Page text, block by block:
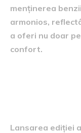
menținerea
armonios,
a oferi nu doar
confort.
Lansarea ediției